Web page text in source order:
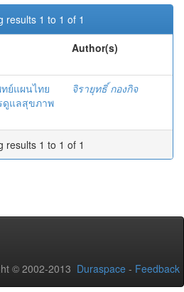
results 1 to 1 of 1
Author(s)
ย์แผนไทย
ดูแลสุขภาพ
จิรายุทธิ์ กองกิจ
results 1 to 1 of 1
© 2002-2013 Duraspace - Feedback